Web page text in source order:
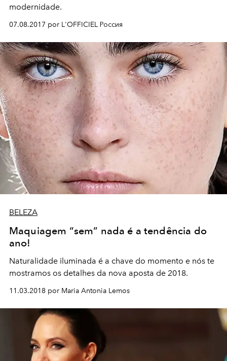
modernidade.
07.08.2017 por L'OFFICIEL Россия
BELEZA
Maquiagem “sem” nada é a tendência do
ano!
Naturalidade iluminada é a chave do momento e nós te
mostramos os detalhes da nova aposta de 2018.
11.03.2018 por Maria Antonia Lemos